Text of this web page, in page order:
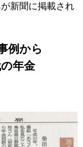
新聞に掲載され
例から
年金